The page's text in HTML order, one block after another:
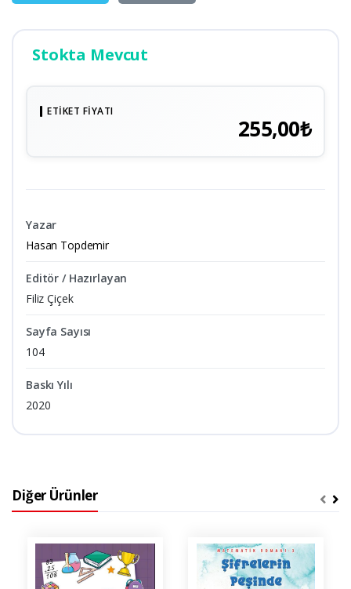
Stokta Mevcut
ETIKET FIYATI
255,00₺
Yazar
Hasan Topdemir
Editör / Hazırlayan
Filiz Çiçek
Sayfa Sayısı
104
Baskı Yılı
2020
Diğer Ürünler